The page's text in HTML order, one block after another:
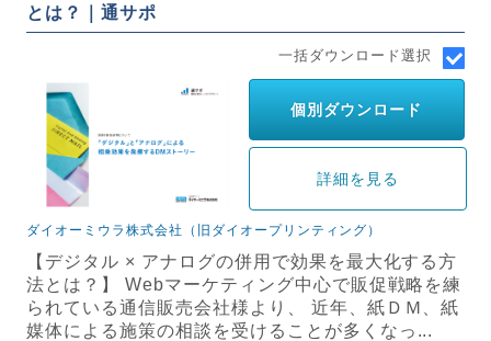
とは？｜通サポ
一括ダウンロード選択
個別ダウンロード
詳細を見る
ダイオーミウラ株式会社（旧ダイオープリンティング）
【デジタル × アナログの併用で効果を最大化する方
法とは？】 Webマーケティング中心で販促戦略を練
られている通信販売会社様より、 近年、紙ＤＭ、紙
媒体による施策の相談を受けることが多くなっ...